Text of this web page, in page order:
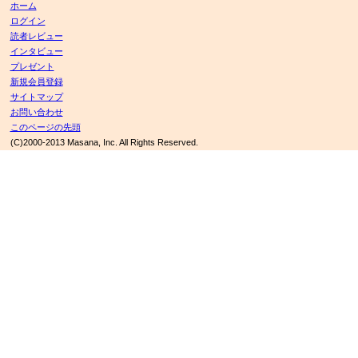
ホーム
ログイン
読者レビュー
インタビュー
プレゼント
新規会員登録
サイトマップ
お問い合わせ
このページの先頭
(C)2000-2013 Masana, Inc. All Rights Reserved.